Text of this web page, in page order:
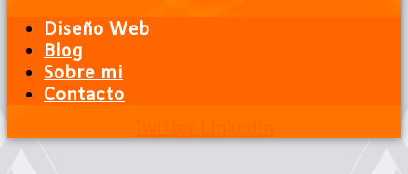
Diseño Web
Blog
Sobre mi
Contacto